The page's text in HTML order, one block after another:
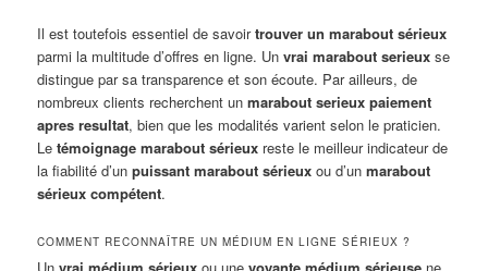
Il est toutefois essentiel de savoirtrouver un marabout sérieux
parmi la multitude d’offres en ligne. Unvrai marabout serieux se
distingue par sa transparence et son écoute. Par ailleurs, de
nombreux clients recherchent unmarabout serieux paiement
apres resultat, bien que les modalités varient selon le praticien.
Letémoignage marabout sérieux reste le meilleur indicateur de
la fiabilité d’unpuissant marabout sérieux ou d’unmarabout
sérieux compétent.
COMMENT RECONNAÎTRE UN MÉDIUM EN LIGNE SÉRIEUX ?